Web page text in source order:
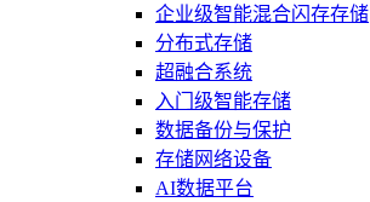
企业级智能混合闪存存储
分布式存储
超融合系统
入门级智能存储
数据备份与保护
存储网络设备
AI数据平台